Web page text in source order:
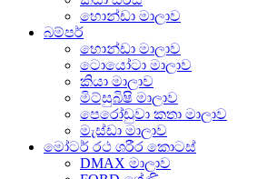
හොන්ඩා මාලාව
බම්පර්
හොන්ඩා මාලාව
ටොයෝටා මාලාව
කියා මාලාව
මිට්සුබිෂි මාලාව
පෙරෝඩුවා කතා මාලාව
මැස්ඩා මාලාව
මෝටර් රථ ශරීර කොටස්
DMAX මාලාව